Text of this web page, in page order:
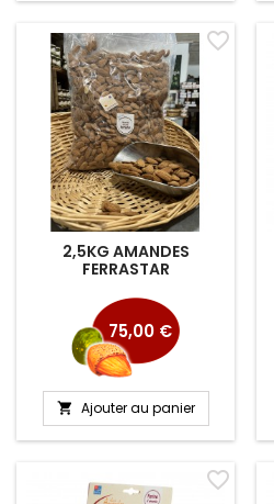
2,5KG AMANDES
FERRASTAR
Prix
75,00 €
 Ajouter au panier
favorite_border
favorite_border